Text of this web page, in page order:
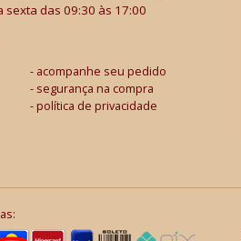
das 09:30 às 17:00
acompanhe seu pedido
segurança na compra
política de privacidade